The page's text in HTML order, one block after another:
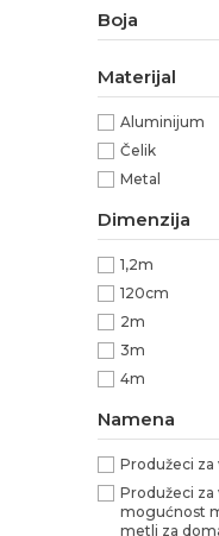
Boja
Materijal
Aluminijum
Čelik
Metal
Dimenzija
1,2m
120cm
2m
3m
4m
Namena
Produžeci za
Produžeci za
mogućnost
metli za